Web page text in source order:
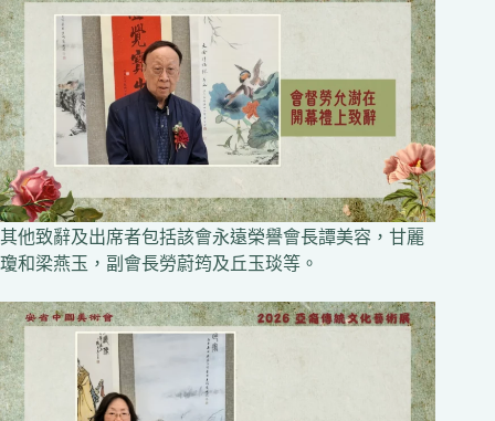
其他致辭及出席者包括該會永遠榮譽會長譚美容，甘麗
瓊和梁燕玉，副會長勞蔚筠及丘玉琰等。